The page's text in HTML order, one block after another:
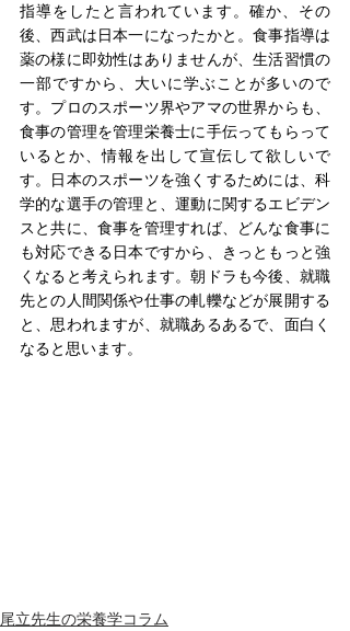
指導をしたと言われています。確か、その
後、西武は日本一になったかと。食事指導は
薬の様に即効性はありませんが、生活習慣の
一部ですから、大いに学ぶことが多いので
す。プロのスポーツ界やアマの世界からも、
食事の管理を管理栄養士に手伝ってもらって
いるとか、情報を出して宣伝して欲しいで
す。日本のスポーツを強くするためには、科
学的な選手の管理と、運動に関するエビデン
スと共に、食事を管理すれば、どんな食事に
も対応できる日本ですから、きっともっと強
くなると考えられます。朝ドラも今後、就職
先との人間関係や仕事の軋轢などが展開する
と、思われますが、就職あるあるで、面白く
なると思います。
尾立先生の栄養学コラム